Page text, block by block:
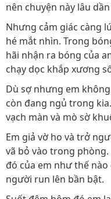
nên chuyện này lâu
Nhưng cảm giác càng
hé mắt nhìn. Trong
hãi nhận ra bóng của
chạy dọc khắp xương
Dù sợ nhưng em
còn đang ngủ trong
vạch màn và mò sờ
Em giả vờ ho và trở
vã bỏ vào trong
đó của em như thế
người run lên bần bật.